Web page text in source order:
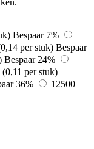
Bespaar 7%
per stuk) Bespaar
Bespaar 24%
per stuk)
36%
12500